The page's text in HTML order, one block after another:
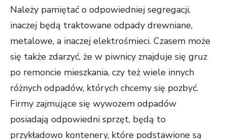
Należy pamiętać o odpowiedniej segregacji,
inaczej będą traktowane odpady drewniane,
metalowe, a inaczej elektrośmieci. Czasem może
się także zdarzyć, że w piwnicy znajduje się gruz
po remoncie mieszkania, czy też wiele innych
różnych odpadów, których chcemy się pozbyć.
Firmy zajmujące się wywozem odpadów
posiadają odpowiedni sprzęt, będą to
przykładowo kontenery, które podstawione są